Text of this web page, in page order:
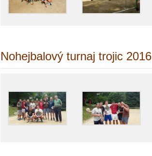
Nohejbalový turnaj trojic 2016